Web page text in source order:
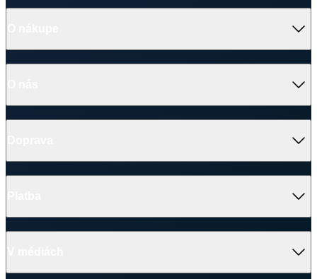
Výhody oblečenia CityZen
Doprava a platba
Darčekové poukazy
Kontakt
Pre B2B
Ako vyrábame chytré oblečenie